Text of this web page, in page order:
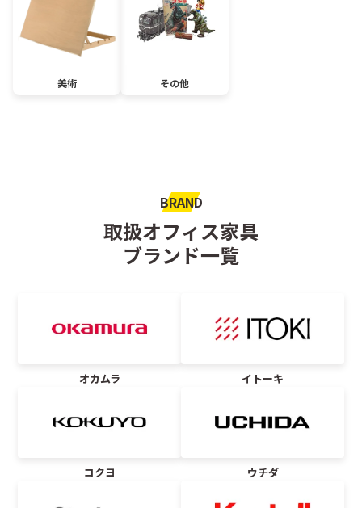
美術 その他
BRAND
取扱オフィス家具
ブランド一覧
オカムラ イトーキ
コクヨ ウチダ